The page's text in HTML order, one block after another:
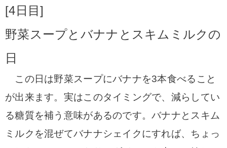
[4日目]
野菜スープとバナナとスキムミルクの
日
この日は野菜スープにバナナを3本食べること
が出来ます。 実はこのタイミングで、減らしてい
る糖質を補う意味があるのです。バナナとスキム
ミルクを混ぜてバナナシェイクにすれば、ちょっ